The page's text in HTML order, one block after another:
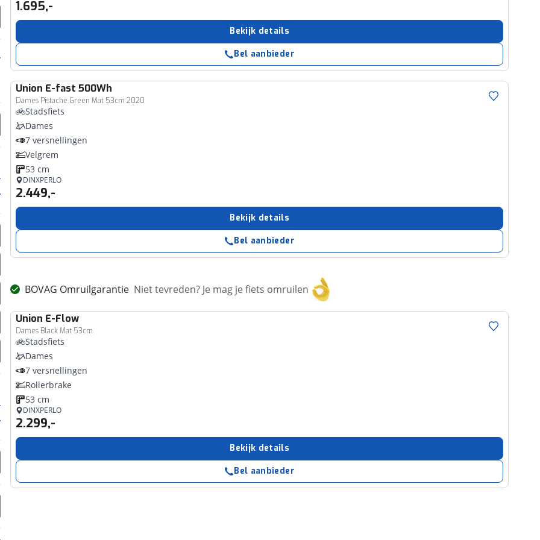
1.695,-
Bekijk details
Bel aanbieder
Union E-fast 500Wh
Dames Pistache Green Mat 53cm 2020
Stadsfiets
Dames
7 versnellingen
Velgrem
53 cm
DINXPERLO
2.449,-
Bekijk details
Bel aanbieder
BOVAG Omruilgarantie Niet tevreden? Je mag je fiets omruilen
Union E-Flow
Dames Black Mat 53cm
Stadsfiets
Dames
7 versnellingen
Rollerbrake
53 cm
DINXPERLO
2.299,-
Bekijk details
Bel aanbieder